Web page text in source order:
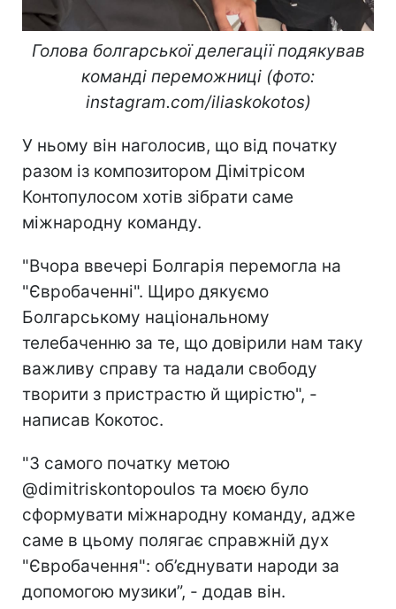
Голова болгарської делегації подякував
команді переможниці (фото:
instagram.com/iliaskokotos)
У ньому він наголосив, що від початку
разом із композитором Дімітрісом
Контопулосом хотів зібрати саме
міжнародну команду.
"Вчора ввечері Болгарія перемогла на
"Євробаченні". Щиро дякуємо
Болгарському національному
телебаченню за те, що довірили нам таку
важливу справу та надали свободу
творити з пристрастю й щирістю", -
написав Кокотос.
"З самого початку метою
@dimitriskontopoulos та моєю було
сформувати міжнародну команду, адже
саме в цьому полягає справжній дух
"Євробачення": об’єднувати народи за
допомогою музики”, - додав він.